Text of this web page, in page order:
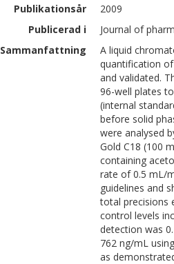
Publikationsår
2009
Publicerad i
Journal of
Sammanfattning
A liquid
quantification
and validated.
96-well plates
(internal
before solid
were analysed
Gold C18 (100
containing
rate of 0.5 mL/
guidelines and
total precisions
control levels
detection was
762 ng/mL
as